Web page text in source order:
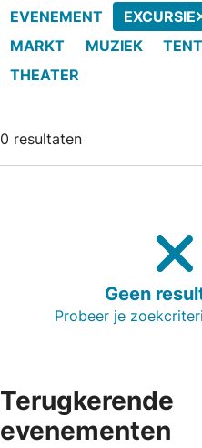
EVENEMENT EXCURSIE
MARKT
MUZIEK
THEATER
0 resultaten
Geen
Probeer je
Terugkerende
evenementen